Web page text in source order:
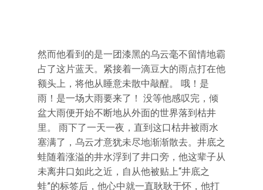
然而他看到的是一团漆黑的乌云毫不留情地霸
占了这片蓝天。紧接着一滴豆大的雨点打在他
额头上，将他从睡意未散中敲醒。 哦！是
雨！是一场大雨要来了！ 没等他感叹完，倾
盆大雨便开始不断地从外面的世界落到枯井
里。 雨下了一天一夜，直到这口枯井被雨水
塞满了，乌云才意犹未尽地渐渐散去。井底之
蛙随着涨溢的井水浮到了井口旁，他这辈子从
未离井口如此之近，自从他被贴上“井底之
蛙”的标签后，他心中就一直耿耿于怀，他打